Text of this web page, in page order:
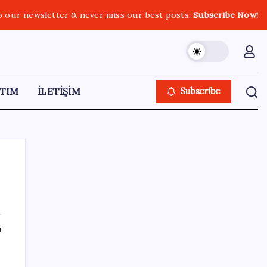
our newsletter & never miss our best posts.Subscribe Now!
İLETİŞİM Subscribe